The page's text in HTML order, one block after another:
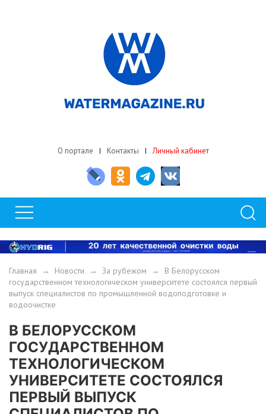
О портале Контакты Личный кабинет
Главная → Новости → За рубежом → В Белорусском
государственном технологическом университете состоялся первый
выпуск специалистов по промышленной водоподготовке и
водоочистке
В БЕЛОРУССКОМ
ГОСУДАРСТВЕННОМ
ТЕХНОЛОГИЧЕСКОМ
УНИВЕРСИТЕТЕ СОСТОЯЛСЯ
ПЕРВЫЙ ВЫПУСК